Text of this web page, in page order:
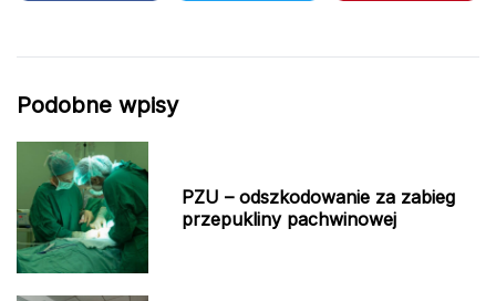
Podobne wpisy
PZU – odszkodowanie za zabieg
przepukliny pachwinowej